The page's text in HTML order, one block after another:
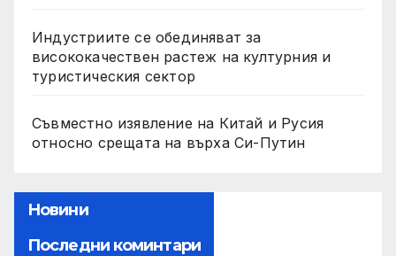
Индустриите се обединяват за
висококачествен растеж на културния и
туристическия сектор
Съвместно изявление на Китай и Русия
относно срещата на върха Си-Путин
Новини
Последни коминтари